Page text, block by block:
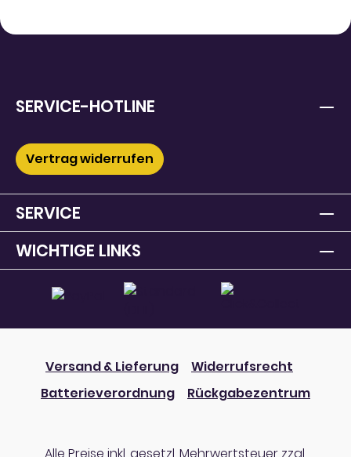
SERVICE-HOTLINE
Vertrag widerrufen
SERVICE
WICHTIGE LINKS
Versand & Lieferung
Widerrufsrecht
Batterieverordnung
Rückgabezentrum